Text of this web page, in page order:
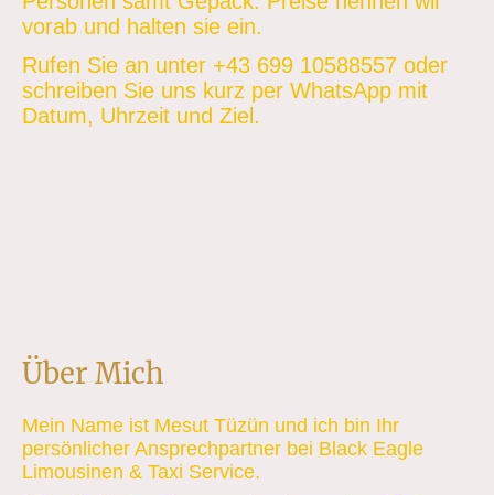
vorab und halten sie ein.
Rufen Sie an unter +43 699 10588557 oder
schreiben Sie uns kurz per WhatsApp mit
Datum, Uhrzeit und Ziel.
Über Mich
Mein Name ist Mesut Tüzün und ich bin Ihr
persönlicher Ansprechpartner bei Black Eagle
Limousinen & Taxi Service.